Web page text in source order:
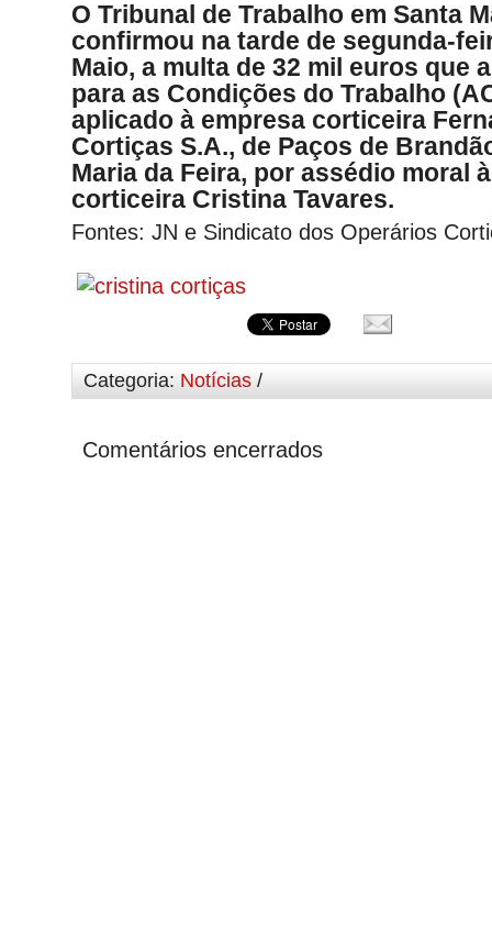
O Tribunal de Trabalho em Santa
confirmou na tarde de segunda-
Maio, a multa de 32 mil euros que
para as Condições do Trabalho
aplicado à empresa corticeira
Cortiças S.A., de Paços de
Maria da Feira, por assédio moral
corticeira Cristina Tavares.
Fontes: JN e Sindicato dos Operários
Categoria: Notícias /
Comentários encerrados